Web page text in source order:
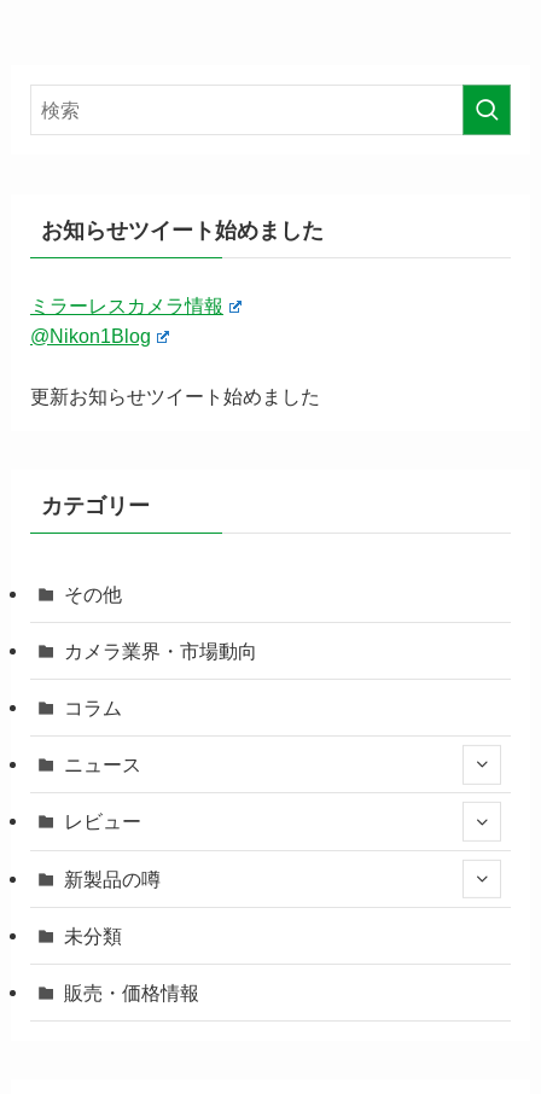
お知らせツイート始めました
ミラーレスカメラ情報
@Nikon1Blog
更新お知らせツイート始めました
カテゴリー
その他
カメラ業界・市場動向
コラム
ニュース
レビュー
新製品の噂
未分類
販売・価格情報